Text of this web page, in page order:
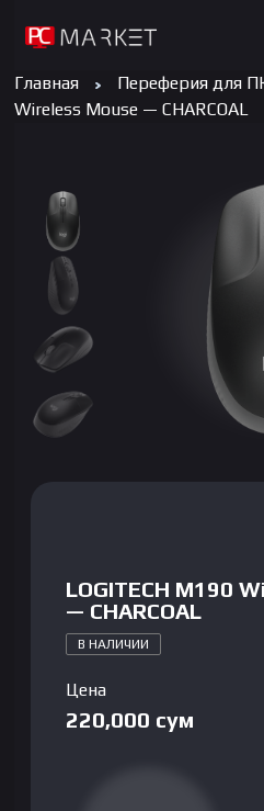
Главная Переферия для
Wireless Mouse — CHARCOAL
LOGITECH M190
— CHARCOAL
В НАЛИЧИИ
Цена
220,000 сум